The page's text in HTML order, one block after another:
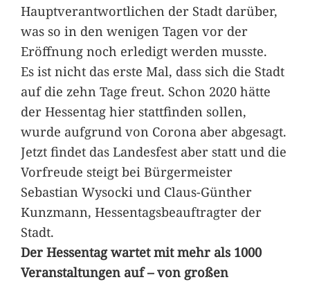
Hauptverantwortlichen der Stadt darüber,
was so in den wenigen Tagen vor der
Eröffnung noch erledigt werden musste.
Es ist nicht das erste Mal, dass sich die Stadt
auf die zehn Tage freut. Schon 2020 hätte
der Hessentag hier stattfinden sollen,
wurde aufgrund von Corona aber abgesagt.
Jetzt findet das Landesfest aber statt und die
Vorfreude steigt bei Bürgermeister
Sebastian Wysocki und Claus-Günther
Kunzmann, Hessentagsbeauftragter der
Stadt.
Der Hessentag wartet mit mehr als 1000
Veranstaltungen auf – von großen